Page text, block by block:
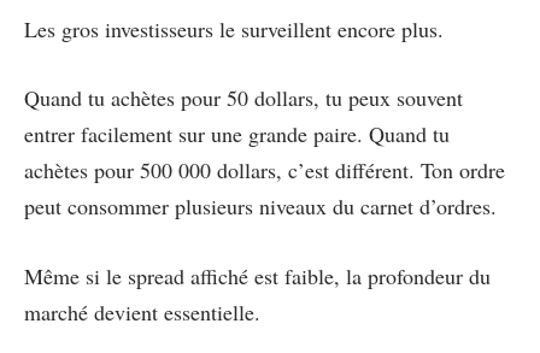
Les gros investisseurs le surveillent encore plus.
Quand tu achètes pour 50 dollars, tu peux souvent
entrer facilement sur une grande paire. Quand tu
achètes pour 500 000 dollars, c’est différent. Ton ordre
peut consommer plusieurs niveaux du carnet d’ordres.
Même si le spread affiché est faible, la profondeur du
marché devient essentielle.